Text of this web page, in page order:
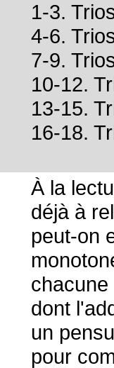
1-3.
4-6.
7-9.
10-12.
13-15.
16-18.
À la
déjà à
peut-on
dont
un
pour